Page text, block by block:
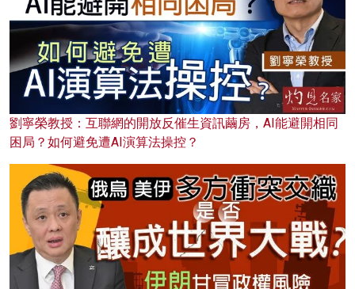
劉寧榮教授：互聯網的開放反催生資訊繭房，AI能避開相同
困局？如何避免遭AI演算法操控？